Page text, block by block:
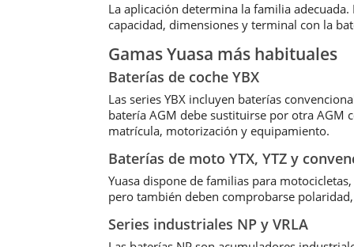
La aplicación determina la familia
capacidad, dimensiones y terminal con la
Gamas Yuasa más habituales
Baterías de coche YBX
Las series YBX incluyen baterías
batería AGM debe sustituirse por otra AGM
matrícula, motorización y equipamiento.
Baterías de moto YTX, YTZ y
Yuasa dispone de familias para
pero también deben comprobarse
Series industriales NP y VRLA